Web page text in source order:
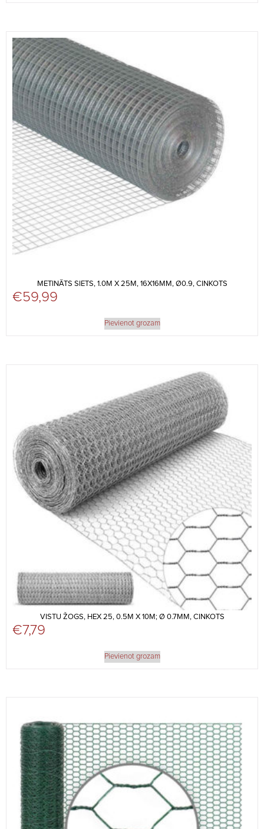
METINĀTS SIETS, 1.0M X 25M, 16X16MM, Ø0.9, CINKOTS
€59,99
Pievienot grozam
VISTU ŽOGS, HEX 25, 0.5M X 10M; Ø 0.7MM, CINKOTS
€7,79
Pievienot grozam